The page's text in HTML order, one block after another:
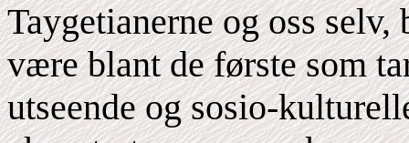
Taygetianerne og oss
være blant de første som
utseende og sosio-